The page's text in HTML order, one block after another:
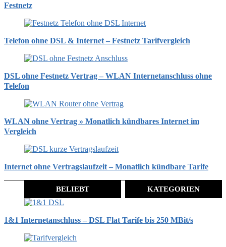
Festnetz
Telefon ohne DSL & Internet – Festnetz Tarifvergleich
DSL ohne Festnetz Vertrag – WLAN Internetanschluss ohne
Telefon
WLAN ohne Vertrag » Monatlich kündbares Internet im
Vergleich
Internet ohne Vertragslaufzeit – Monatlich kündbare Tarife
BELIEBT KATEGORIEN
1&1 Internetanschluss – DSL Flat Tarife bis 250 MBit/s